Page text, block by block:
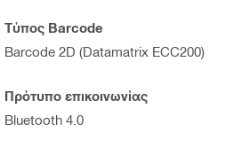
Τύπος Barcode
Barcode 2D (Datamatrix ECC200)
Πρότυπο επικοινωνίας
Bluetooth 4.0